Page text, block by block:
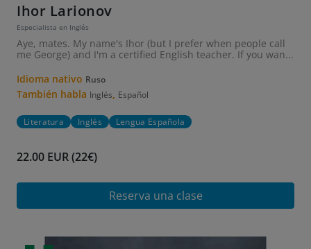
Ihor Larionov
Especialista en Inglés
Aye, mates. My name's Ihor (but I prefer when people call
me George) and I'm a certified English teacher. If you wan...
Idioma nativo Ruso
También habla Inglés Español
Literatura Inglés Lengua Española
22.00 EUR (22€)
Reserva una clase